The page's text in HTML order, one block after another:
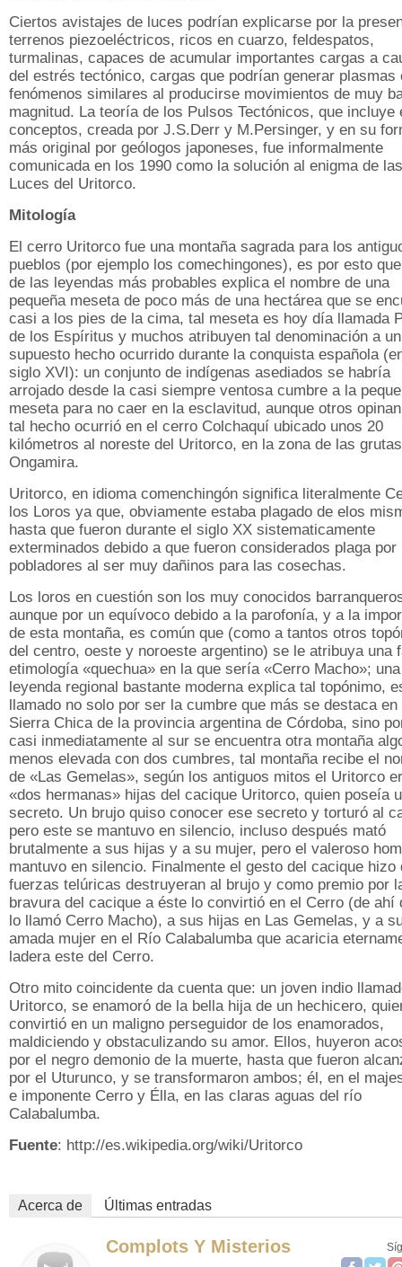
Ciertos avistajes de luces podrían explicarse por la
terrenos piezoeléctricos, ricos en cuarzo, feldespatos,
turmalinas, capaces de acumular importantes cargas a
del estrés tectónico, cargas que podrían generar plasmas
fenómenos similares al producirse movimientos de muy
magnitud. La teoría de los Pulsos Tectónicos, que incluye
conceptos, creada por J.S.Derr y M.Persinger, y en su
más original por geólogos japoneses, fue informalmente
comunicada en los 1990 como la solución al enigma de las
Luces del Uritorco.
Mitología
El cerro Uritorco fue una montaña sagrada para los
pueblos (por ejemplo los comechingones), es por esto
de las leyendas más probables explica el nombre de una
pequeña meseta de poco más de una hectárea que se
casi a los pies de la cima, tal meseta es hoy día llamada
de los Espíritus y muchos atribuyen tal denominación a un
supuesto hecho ocurrido durante la conquista española
siglo XVI): un conjunto de indígenas asediados se habría
arrojado desde la casi siempre ventosa cumbre a la
meseta para no caer en la esclavitud, aunque otros
tal hecho ocurrió en el cerro Colchaquí ubicado unos 20
kilómetros al noreste del Uritorco, en la zona de las
Ongamira.
Uritorco, en idioma comenchingón significa literalmente
los Loros ya que, obviamente estaba plagado de elos
hasta que fueron durante el siglo XX sistematicamente
exterminados debido a que fueron considerados plaga por
pobladores al ser muy dañinos para las cosechas.
Los loros en cuestión son los muy conocidos
aunque por un equívoco debido a la parofonía, y a la
de esta montaña, es común que (como a tantos otros
del centro, oeste y noroeste argentino) se le atribuya una
etimología «quechua» en la que sería «Cerro Macho»; una
leyenda regional bastante moderna explica tal topónimo,
llamado no solo por ser la cumbre que más se destaca en
Sierra Chica de la provincia argentina de Córdoba, sino
casi inmediatamente al sur se encuentra otra montaña
menos elevada con dos cumbres, tal montaña recibe el
de «Las Gemelas», según los antiguos mitos el Uritorco
«dos hermanas» hijas del cacique Uritorco, quien poseía
secreto. Un brujo quiso conocer ese secreto y torturó al
pero este se mantuvo en silencio, incluso después mató
brutalmente a sus hijas y a su mujer, pero el valeroso
mantuvo en silencio. Finalmente el gesto del cacique hizo
fuerzas telúricas destruyeran al brujo y como premio por
bravura del cacique a éste lo convirtió en el Cerro (de ahí
lo llamó Cerro Macho), a sus hijas en Las Gemelas, y a
amada mujer en el Río Calabalumba que acaricia
ladera este del Cerro.
Otro mito coincidente da cuenta que: un joven indio
Uritorco, se enamoró de la bella hija de un hechicero,
convirtió en un maligno perseguidor de los enamorados,
maldiciendo y obstaculizando su amor. Ellos, huyeron
por el negro demonio de la muerte, hasta que fueron
por el Uturunco, y se transformaron ambos; él, en el
e imponente Cerro y Élla, en las claras aguas del río
Calabalumba.
Fuente: http://es.wikipedia.org/wiki/Uritorco
Acerca de Últimas entradas
Complots Y Misterios